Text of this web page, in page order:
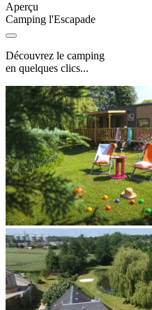
Aperçu
Camping l'Escapade
Découvrez le camping
en quelques clics...